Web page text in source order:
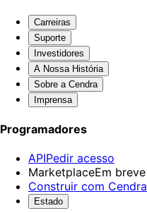
Carreiras
Suporte
Investidores
A Nossa História
Sobre a Cendra
Imprensa
Programadores
APIPedir acesso
MarketplaceEm breve
Construir com Cendra
Estado